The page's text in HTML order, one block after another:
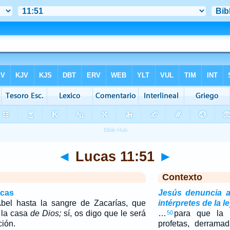
◄ Lucas 11:51 ►
hasta la sangre de Zacarías, que
la casade Dios; sí, os digo que le será
Contexto
Jesús denuncia
intérpretes de la
… 50 para que la
profetas,